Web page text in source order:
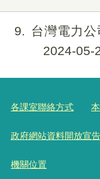
9
台灣電力
2024-05-
各課室聯絡方式
政府網站資料開放宣告
機關位置